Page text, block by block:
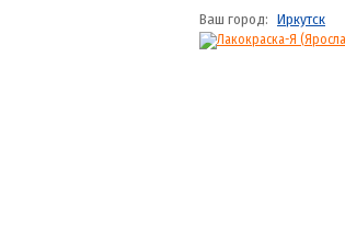
Ваш город: Иркутск